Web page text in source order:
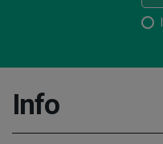
Info